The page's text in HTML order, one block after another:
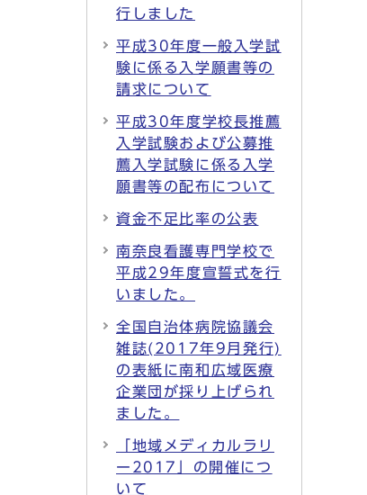
行しました
平成30年度一般入学試
験に係る入学願書等の
請求について
平成30年度学校長推薦
入学試験および公募推
薦入学試験に係る入学
願書等の配布について
資金不足比率の公表
南奈良看護専門学校で
平成29年度宣誓式を行
いました。
全国自治体病院協議会
雑誌(2017年9月発行)
の表紙に南和広域医療
企業団が採り上げられ
ました。
「地域メディカルラリ
ー2017」の開催につ
いて